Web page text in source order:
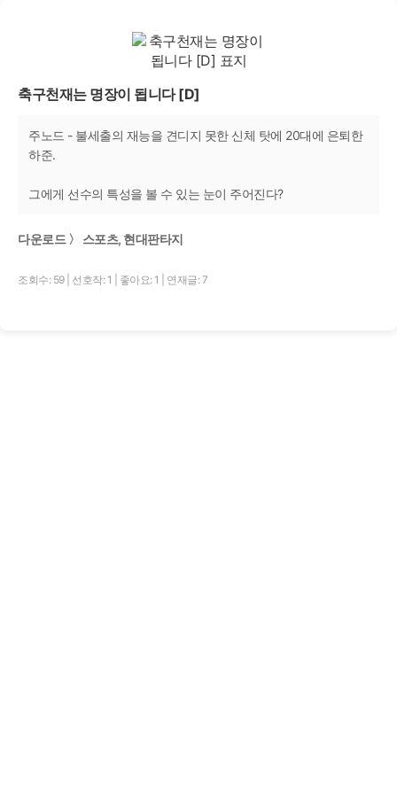
축구천재는 명장이 됩니다 [D]
주노드 - 불세출의 재능을 견디지 못한 신체 탓에 20대에 은퇴한
하준.
그에게 선수의 특성을 볼 수 있는 눈이 주어진다?
다운로드 〉 스포츠, 현대판타지
조회수: 59 선호작: 1 좋아요: 1 연재글: 7